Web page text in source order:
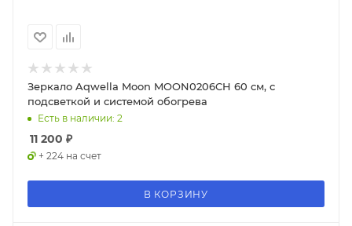
Зеркало Aqwella Moon MOON0206CH 60 см, с
подсветкой и системой обогрева
Есть в наличии: 2
11 200 ₽
+ 224 на счет
В КОРЗИНУ